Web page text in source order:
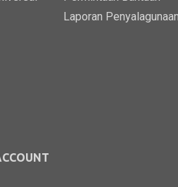
Laporan Penyalagunaan